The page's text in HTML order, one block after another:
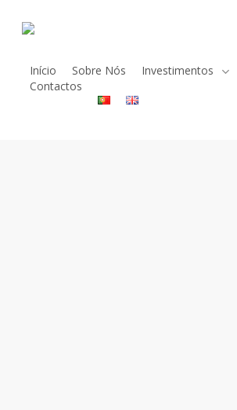
contentInício Sobre Nós Investimentos
Contactos